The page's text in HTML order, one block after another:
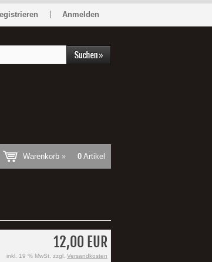
Anmelden
Warenkorb » 0 Artikel
12,00 EUR
inkl. 19 % MwSt. zzgl. Versandkosten